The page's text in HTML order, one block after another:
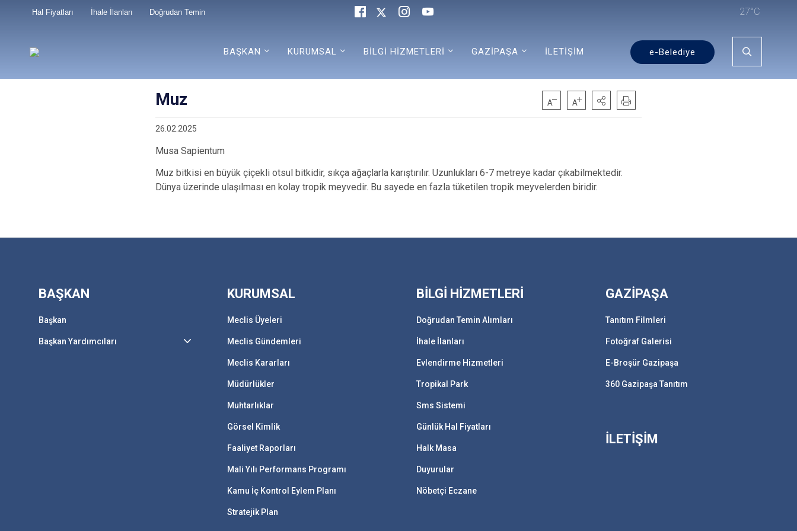
Hal Fiyatları İhale İlanları Doğrudan Temin 27°C
BAŞKAN KURUMSAL BİLGİ HİZMETLERİ GAZİPAŞA İLETİŞİM e-Belediye
Muz
26.02.2025
Musa Sapientum
Muz bitkisi en büyük çiçekli otsul bitkidir, sıkça ağaçlarla karıştırılır. Uzunlukları 6-7 metreye kadar çıkabilmektedir.
Dünya üzerinde ulaşılması en kolay tropik meyvedir. Bu sayede en fazla tüketilen tropik meyvelerden biridir.
BAŞKAN
Başkan
Başkan Yardımcıları
KURUMSAL
Meclis Üyeleri
Meclis Gündemleri
Meclis Kararları
Müdürlükler
Muhtarlıklar
Görsel Kimlik
Faaliyet Raporları
Mali Yılı Performans Programı
Kamu İç Kontrol Eylem Planı
Stratejik Plan
BİLGİ HİZMETLERİ
Doğrudan Temin Alımları
İhale İlanları
Evlendirme Hizmetleri
Tropikal Park
Sms Sistemi
Günlük Hal Fiyatları
Halk Masa
Duyurular
Nöbetçi Eczane
GAZİPAŞA
Tanıtım Filmleri
Fotoğraf Galerisi
E-Broşür Gazipaşa
360 Gazipaşa Tanıtım
İLETİŞİM